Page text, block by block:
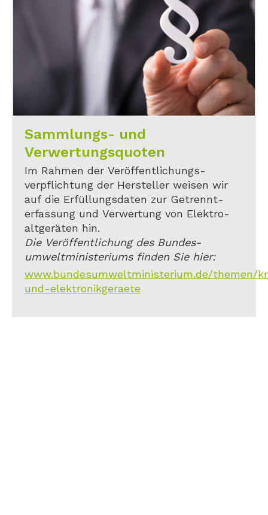
Sammlungs- und
Verwertungsquoten
Im Rahmen der Veröffentlichungs-
verpflichtung der Hersteller weisen wir
auf die Erfüllungsdaten zur Getrennt-
erfassung und Verwertung von Elektro-
altgeräten hin.
Die Veröffentlichung des Bundes-
umweltministeriums finden Sie hier:
www.bundesumweltministerium.de/
und-elektronikgeraete